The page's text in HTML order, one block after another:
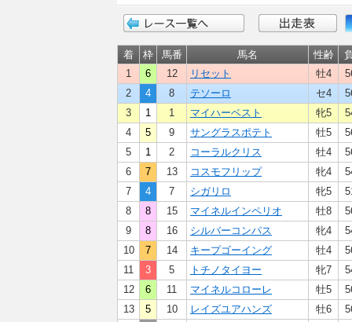
着 枠 馬番 馬名 性齢
1
6 12 リセット 牡4
2
4 8 テソーロ セ4
3
1 1 マイハーベスト 牝5
4
5 9 サングラスポテト 牡5
5
1 2 コーラルクリス 牡4
6
7 13 コスモフリップ 牝4
7
4 7 シガリロ 牝5
8
8 15 マイネルインペリオ 牡8
9
8 16 シルバーコンパス 牝4
10
7 14 キープゴーイング 牡4
11
3 5 トチノタイヨー 牝7
12
6 11 マイネルコローレ 牡5
13
5 10 レイズユアハンズ 牡6